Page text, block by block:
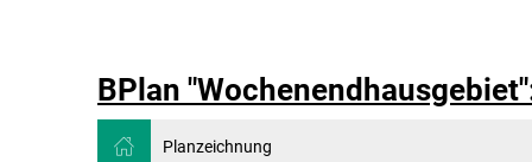
BPlan
Planzeichnung